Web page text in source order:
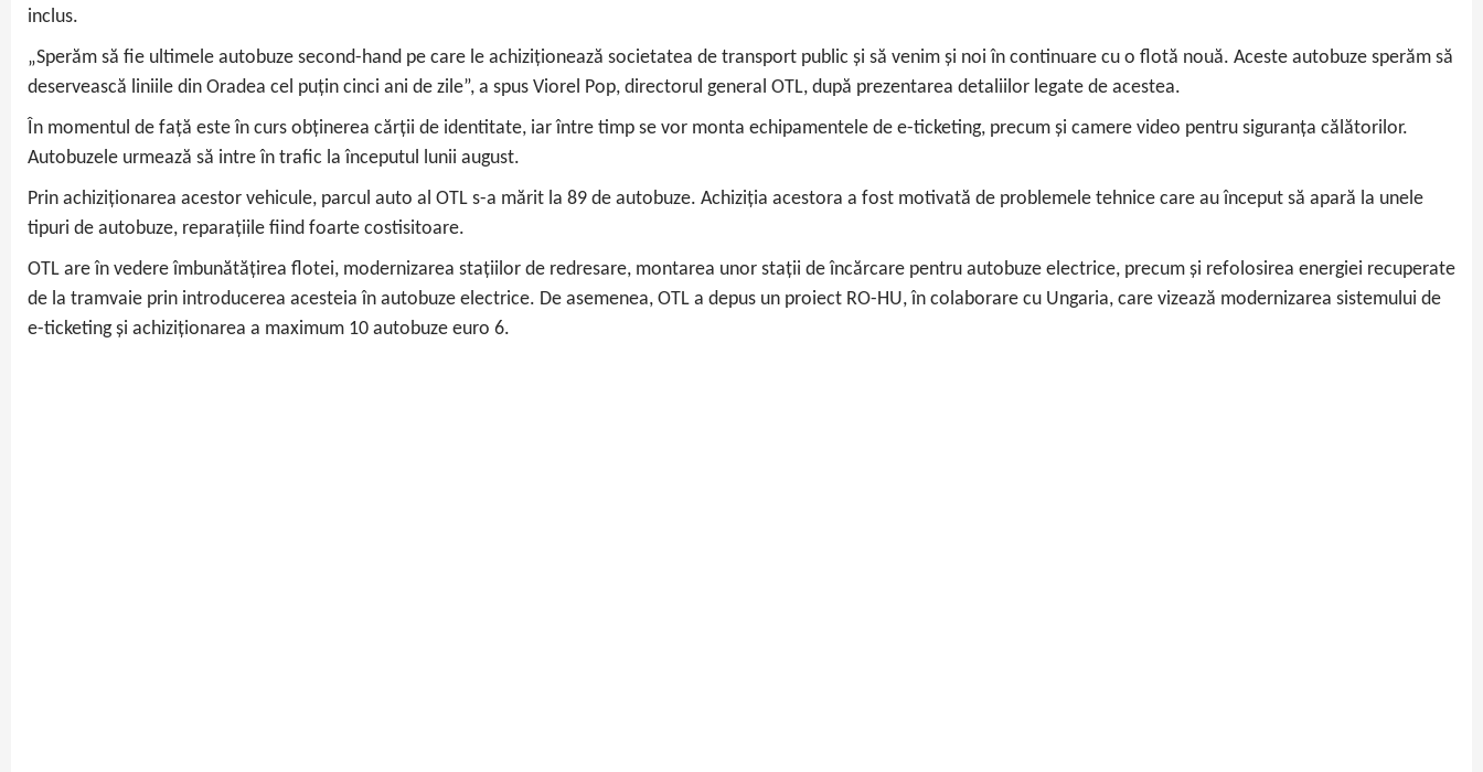
inclus.
„Sperăm să fie ultimele autobuze second-hand pe care le achiziționează societatea de transport public și să venim și noi în continuare cu o flotă nouă. Aceste autobuze sperăm să
deservească liniile din Oradea cel puțin cinci ani de zile”, a spus Viorel Pop, directorul general OTL, după prezentarea detaliilor legate de acestea.
În momentul de față este în curs obținerea cărții de identitate, iar între timp se vor monta echipamentele de e-ticketing, precum și camere video pentru siguranța călătorilor.
Autobuzele urmează să intre în trafic la începutul lunii august.
Prin achiziționarea acestor vehicule, parcul auto al OTL s-a mărit la 89 de autobuze. Achiziția acestora a fost motivată de problemele tehnice care au început să apară la unele
tipuri de autobuze, reparațiile fiind foarte costisitoare.
OTL are în vedere îmbunătățirea flotei, modernizarea stațiilor de redresare, montarea unor stații de încărcare pentru autobuze electrice, precum și refolosirea energiei recuperate
de la tramvaie prin introducerea acesteia în autobuze electrice. De asemenea, OTL a depus un proiect RO-HU, în colaborare cu Ungaria, care vizează modernizarea sistemului de
e-ticketing și achiziționarea a maximum 10 autobuze euro 6.